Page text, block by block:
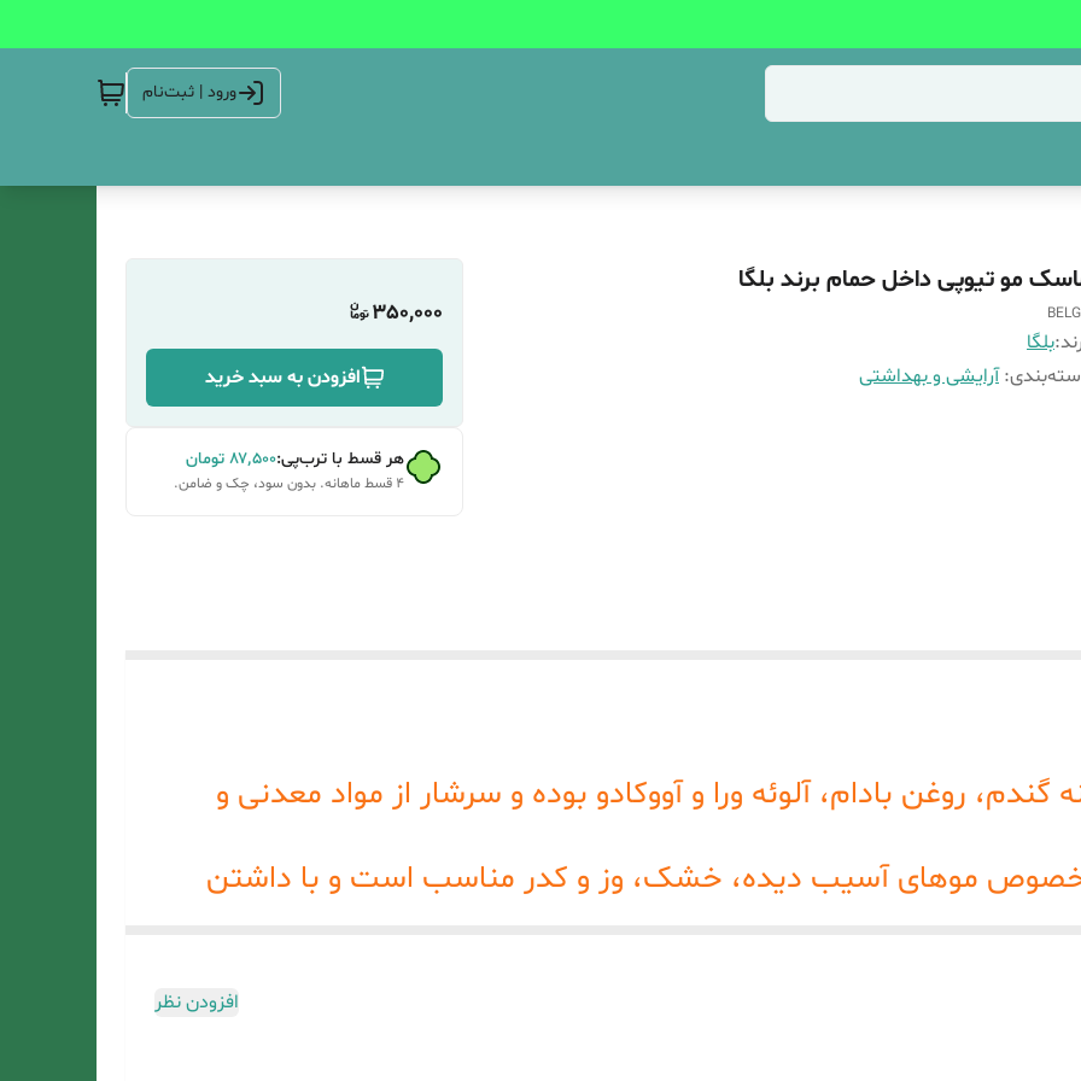
ورود | ثبت‌نام
مو تیوپی داخل حمام برند بلگا
بلگا
:آرایشی و بهداشتی
350,000
افزودن به سبد خرید
هر قسط با ترب‌پی:۸۷٬۵۰۰ تومان
۴ قسط ماهانه. بدون سود، چک و ضامن.
روغن بادام، آلوئه ورا و آووکادو بوده و سرشار از مواد معدنی و
خصوص موهای آسیب دیده، خشک، وز و کدر مناسب است و با داشتن
خارش پوست سر، شوره و موخوره، ساقه موها را نیز براق و
افزودن نظر